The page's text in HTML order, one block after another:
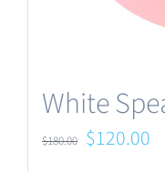
White
$180.00 Le
$120.00